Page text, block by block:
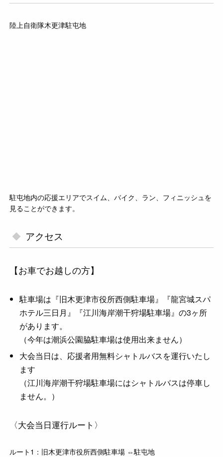
陸上自衛隊木更津駐屯地
駐屯地内の応援エリアでスイム、バイク、ラン、フィニッシュを
見ることができます。
アクセス
【お車でお越しの方】
駐車場は『旧木更津市役所西側駐車場』『龍宮城スパ
ホテル三日月』『江川海岸潮干狩場駐車場』の3ヶ所
があります。
（今年は潮浜公園脇駐車場は使用出来ません）
大会当日は、応援者用無料シャトルバスを運行いたし
ます
（江川海岸潮干狩場駐車場にはシャトルバスは停車し
ません。）
〈大会当日運行ルート〉
ルート1：旧木更津市役所西側駐車場 ⇔駐屯地